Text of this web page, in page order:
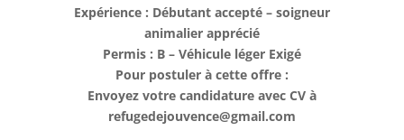
Expérience : Débutant accepté – soigneur
animalier apprécié
Permis : B – Véhicule léger Exigé
Pour postuler à cette offre :
Envoyez votre candidature avec CV à
refugedejouvence@gmail.com